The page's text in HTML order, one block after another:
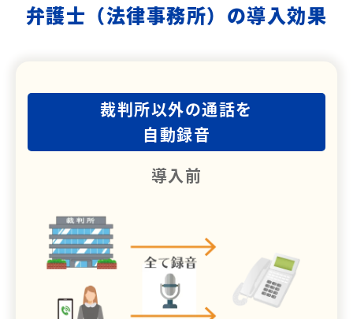
弁護士（法律事務所）の導入効果
裁判所以外の通話を
自動録音
導入前